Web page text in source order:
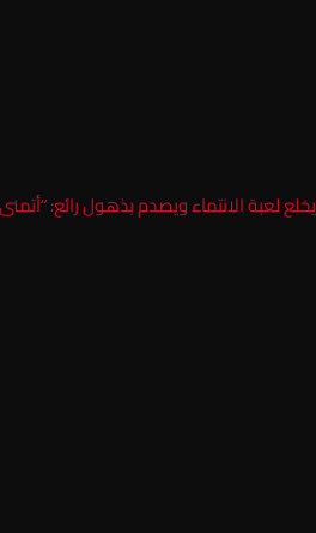
لعبة الانتماء ويصدم بذهول رائع: